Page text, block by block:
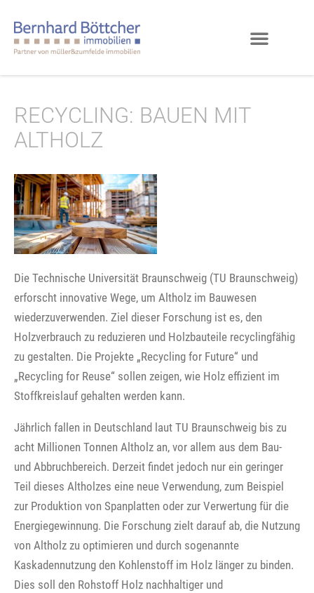
RECYCLING: BAUEN MIT
ALTHOLZ
Die Technische Universität Braunschweig (TU Braunschweig)
erforscht innovative Wege, um Altholz im Bauwesen
wiederzuverwenden. Ziel dieser Forschung ist es, den
Holzverbrauch zu reduzieren und Holzbauteile recyclingfähig
zu gestalten. Die Projekte „Recycling for Future“ und
„Recycling for Reuse“ sollen zeigen, wie Holz effizient im
Stoffkreislauf gehalten werden kann.
Jährlich fallen in Deutschland laut TU Braunschweig bis zu
acht Millionen Tonnen Altholz an, vor allem aus dem Bau-
und Abbruchbereich. Derzeit findet jedoch nur ein geringer
Teil dieses Altholzes eine neue Verwendung, zum Beispiel
zur Produktion von Spanplatten oder zur Verwertung für die
Energiegewinnung. Die Forschung zielt darauf ab, die Nutzung
von Altholz zu optimieren und durch sogenannte
Kaskadennutzung den Kohlenstoff im Holz länger zu binden.
Dies soll den Rohstoff Holz nachhaltiger und